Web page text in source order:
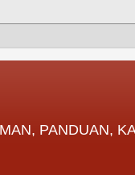
PANDUAN,